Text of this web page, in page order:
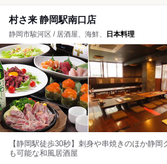
村さ来 静岡駅南口店
静岡市駿河区 / 居酒屋、海鮮、 日本料理
【静岡駅徒歩30秒】刺身や串焼きのほか静
も可能な和風居酒屋